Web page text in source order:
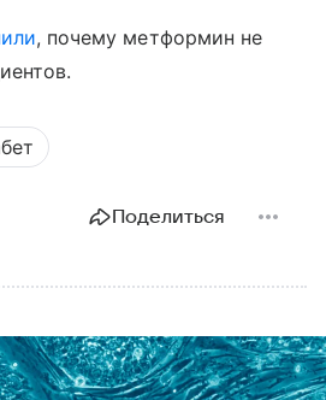
, почему метформин не
Поделиться